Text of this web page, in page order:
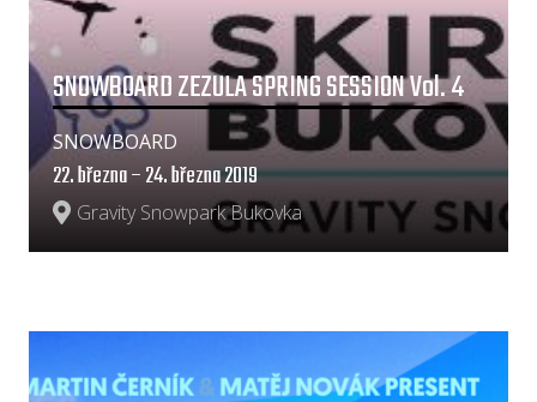
SNOWBOARD ZEZULA SPRING SESSION Vol. 4
Gravity Snowpark Bukovka
22. března – 24. března 2019
SNOWBOARD